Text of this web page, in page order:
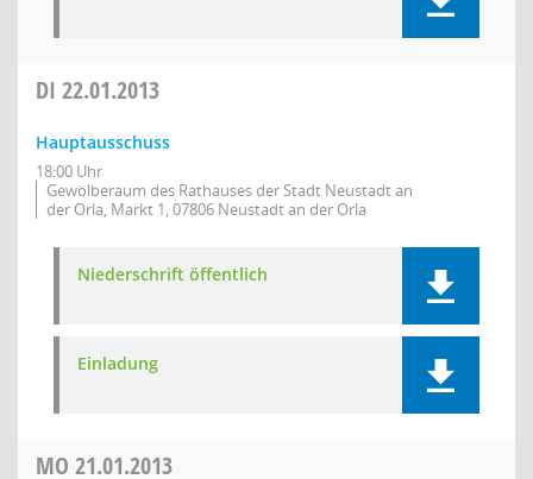
DI 22.01.2013
Hauptausschuss
18:00 Uhr
Gewölberaum des Rathauses der Stadt Neustadt an
der Orla, Markt 1, 07806 Neustadt an der Orla
Niederschrift öffentlich
Einladung
MO 21.01.2013